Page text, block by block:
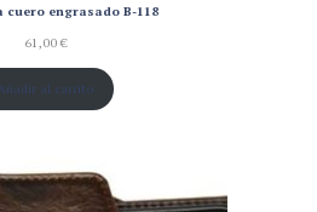
cuero engrasado B-118
61,00€
Añadir al carrito